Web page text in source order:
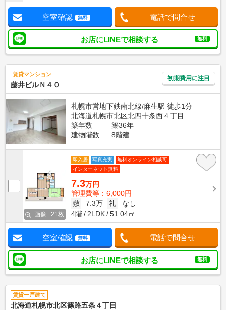
空室確認 無料 電話で問合せ
お店にLINEで相談する 無料
賃貸マンション
藤井ビルＮ４０
初期費用に注目
札幌市営地下鉄南北線/麻生駅 徒歩1分
北海道札幌市北区北四十条西４丁目
築年数
築36年
建物階数
8階建
画像 : 21枚
即入居 写真充実
無料オンライン相談可
インターネット無料
7.3万円
管理費等：6,000円
敷
7.3万 礼
なし
4階
2LDK 51.04㎡
空室確認 無料 電話で問合せ
お店にLINEで相談する 無料
賃貸一戸建て
北海道札幌市北区篠路五条４丁目